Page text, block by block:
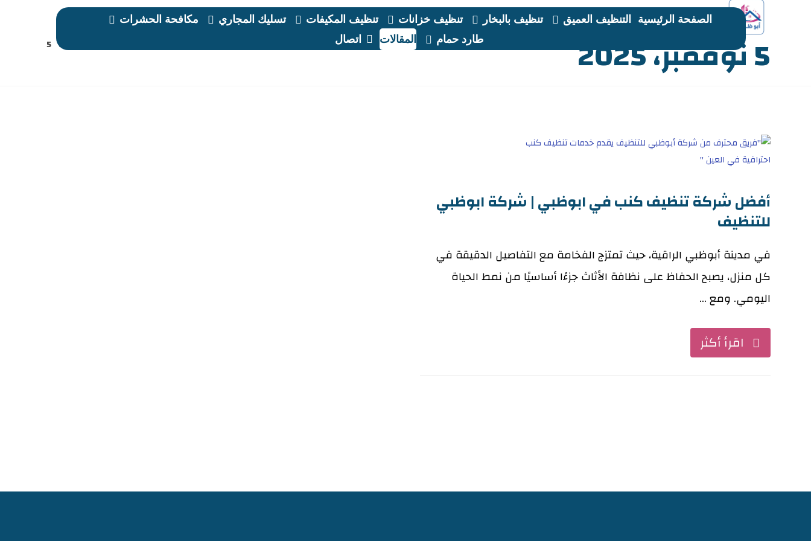
الصفحة الرئيسية التنظيف العميق تنظيف بالبخار تنظيف خزانات تنظيف المكيفات تسليك المجاري
مكافحة الحشرات
طارد حمام
المقالات اتصال 5 نوفمبر، 2025 5
أفضل شركة تنظيف كنب في ابوظبي | شركة ابوظبي
للتنظيف
في مدينة أبوظبي الراقية، حيث تمتزج الفخامة مع التفاصيل الدقيقة في
كل منزل، يصبح الحفاظ على نظافة الأثاث جزءًا أساسيًا من نمط الحياة
اليومي. ومع ...
اقرأ أكثر